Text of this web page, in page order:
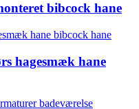
bibcock hane
hagesmæk hane